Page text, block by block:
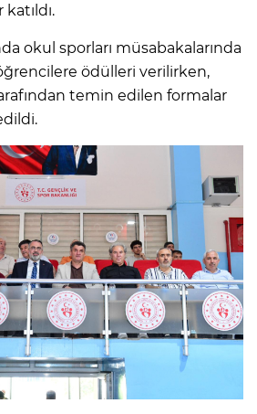
okul sporları müsabakalarında
ödülleri verilirken,
temin edilen formalar